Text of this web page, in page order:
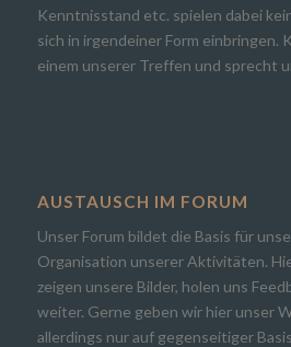
Kenntnisstand etc. spielen dabei
sich in irgendeiner Form einbringen.
einem unserer Treffen und sprecht
AUSTAUSCH IM FORUM
Unser Forum bildet die Basis für
Organisation unserer Aktivitäten.
zeigen unsere Bilder, holen uns
weiter. Gerne geben wir hier unser
allerdings nur auf gegenseitiger